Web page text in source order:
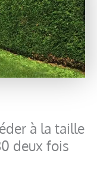
à la taille
deux fois